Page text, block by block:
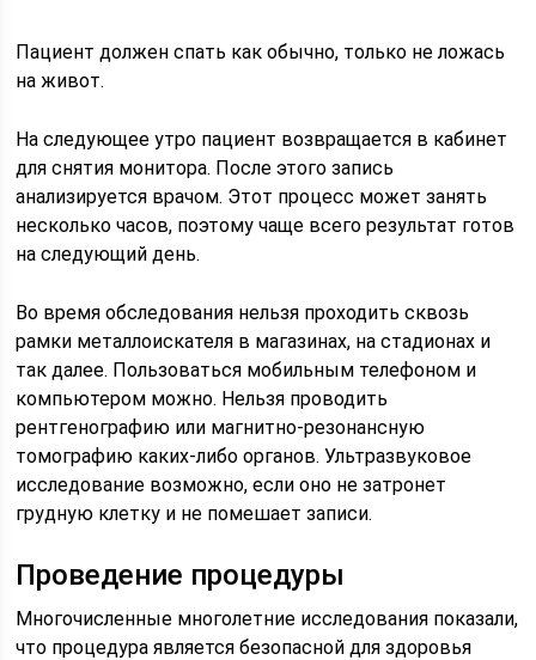
Пациент должен спать как обычно, только не ложась
на живот.
На следующее утро пациент возвращается в кабинет
для снятия монитора. После этого запись
анализируется врачом. Этот процесс может занять
несколько часов, поэтому чаще всего результат готов
на следующий день.
Во время обследования нельзя проходить сквозь
рамки металлоискателя в магазинах, на стадионах и
так далее. Пользоваться мобильным телефоном и
компьютером можно. Нельзя проводить
рентгенографию или магнитно-резонансную
томографию каких-либо органов. Ультразвуковое
исследование возможно, если оно не затронет
грудную клетку и не помешает записи.
Проведение процедуры
Многочисленные многолетние исследования показали,
что процедура является безопасной для здоровья